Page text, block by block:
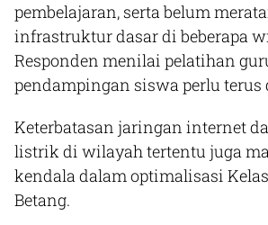
pembelajaran, serta belum
infrastruktur dasar di beberapa
Responden menilai pelatihan
pendampingan siswa perlu
Keterbatasan jaringan internet
listrik di wilayah tertentu juga
kendala dalam optimalisasi
Betang.